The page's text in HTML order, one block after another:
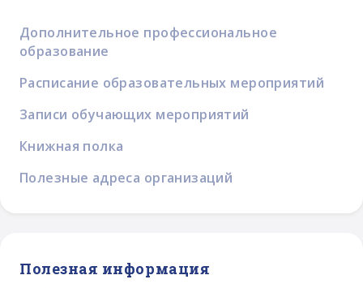
Дополнительное профессиональное
образование
Расписание образовательных мероприятий
Записи обучающих мероприятий
Книжная полка
Полезные адреса организаций
Полезная информация